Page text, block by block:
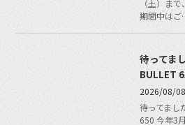
（土）ま
期間中は
待ってま
BULLET
2026/08/08
待ってまし
650 今年3